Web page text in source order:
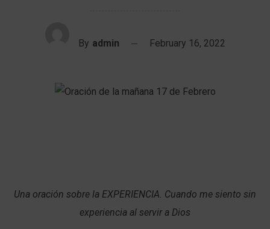
By admin February 16, 2022
Una oración sobre la EXPERIENCIA. Cuando me siento sin
experiencia al servir a Dios